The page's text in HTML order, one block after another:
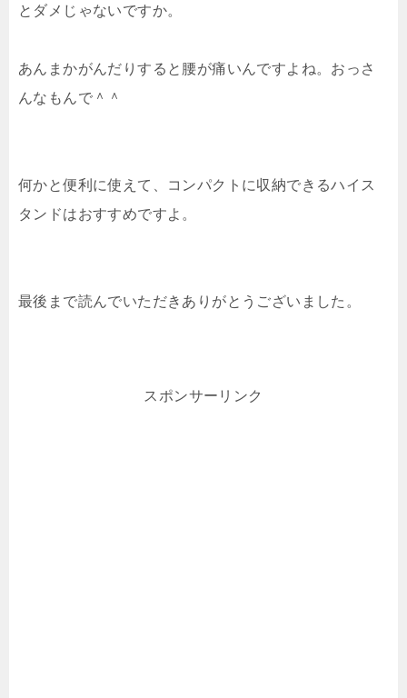
とダメじゃないですか。
あんまかがんだりすると腰が痛いんですよね。おっさ
んなもんで＾＾
何かと便利に使えて、コンパクトに収納できるハイス
タンドはおすすめですよ。
最後まで読んでいただきありがとうございました。
スポンサーリンク